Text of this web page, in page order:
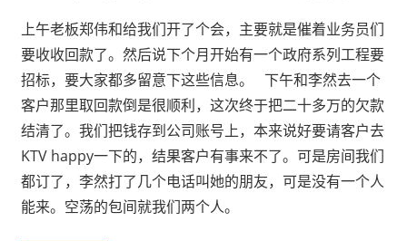
上午老板郑伟和给我们开了个会，主要就是催着业务员们
要收收回款了。然后说下个月开始有一个政府系列工程要
招标，要大家都多留意下这些信息。 下午和李然去一个
客户那里取回款倒是很顺利，这次终于把二十多万的欠款
结清了。我们把钱存到公司账号上，本来说好要请客户去
KTV happy一下的，结果客户有事来不了。可是房间我们
都订了，李然打了几个电话叫她的朋友，可是没有一个人
能来。空荡的包间就我们两个人。